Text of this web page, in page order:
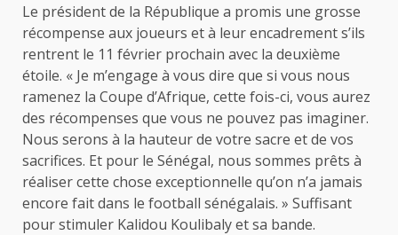
Le président de la République a promis une grosse
récompense aux joueurs et à leur encadrement s’ils
rentrent le 11 février prochain avec la deuxième
étoile. « Je m’engage à vous dire que si vous nous
ramenez la Coupe d’Afrique, cette fois-ci, vous aurez
des récompenses que vous ne pouvez pas imaginer.
Nous serons à la hauteur de votre sacre et de vos
sacrifices. Et pour le Sénégal, nous sommes prêts à
réaliser cette chose exceptionnelle qu’on n’a jamais
encore fait dans le football sénégalais. » Suffisant
pour stimuler Kalidou Koulibaly et sa bande.